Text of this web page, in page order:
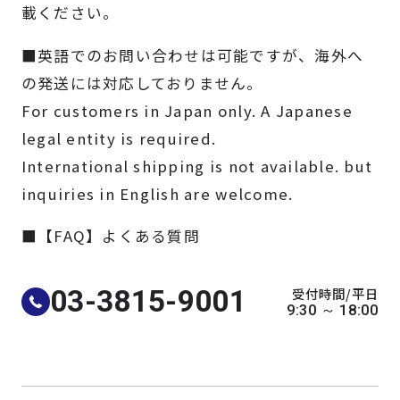
よくある質問
採用情報
事例
サポート
会社案内
載ください。
■英語でのお問い合わせは可能ですが、海外へ
の発送には対応しておりません。
For customers in Japan only. A Japanese
legal entity is required.
International shipping is not available. but
inquiries in English are welcome.
■【FAQ】よくある質問
03-3815-9001 受付時間/平日
9:30 ～ 18:00